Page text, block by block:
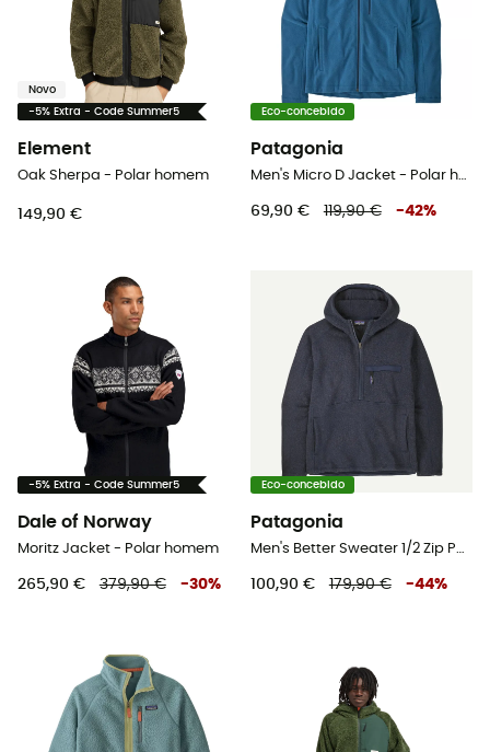
Novo
-5% Extra - Code Summer5
Element
Oak Sherpa - Polar homem
149,90 €
Eco-concebido
Patagonia
Men's Micro D Jacket - Polar homem
69,90 € 119,90 € -42%
-5% Extra - Code Summer5
Dale of Norway
Moritz Jacket - Polar homem
265,90 € 379,90 € -30%
Eco-concebido
Patagonia
Men's Better Sweater 1/2 Zip Pullover - Polar homem
100,90 € 179,90 € -44%